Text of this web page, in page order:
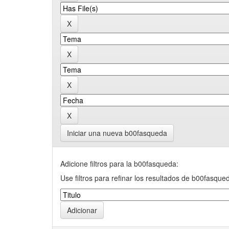
Iniciar una nueva b00fasqueda
Adicione filtros para la b00fasqueda:
Use filtros para refinar los resultados de